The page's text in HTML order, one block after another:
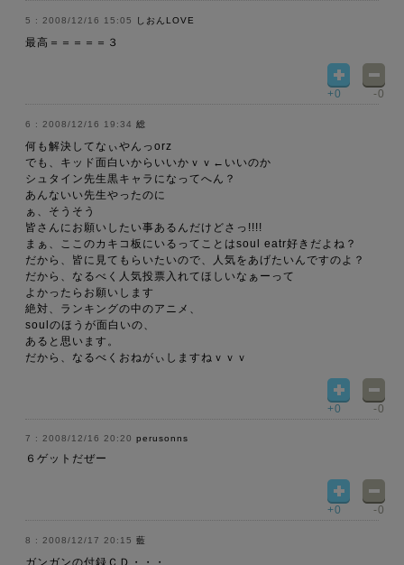
2008/12/16 15:05 しおんLOVE
最高＝＝＝＝＝３
+0 -0
2008/12/16 19:34 総
何も解決してなぃやんっorz
でも、キッド面白いからいいかｖｖ←いいのか
シュタイン先生黒キャラになってへん？
あんないい先生やったのに
ぁ、そうそう
皆さんにお願いしたい事あるんだけどさっ!!!!
まぁ、ここのカキコ板にいるってことはsoul eatr好きだよね？
だから、皆に見てもらいたいので、人気をあげたいんですのよ？
だから、なるべく人気投票入れてほしいなぁーって
よかったらお願いします
絶対、ランキングの中のアニメ、
soulのほうが面白いの、
あると思います。
だから、なるべくおねがぃしますねｖｖｖ
+0 -0
2008/12/16 20:20 perusonns
６ゲットだぜー
+0 -0
2008/12/17 20:15 藍
ガンガンの付録ＣＤ・・・